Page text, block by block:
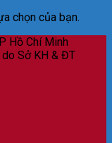
chọn của bạn.
Hồ Chí Minh
Sở KH & ĐT